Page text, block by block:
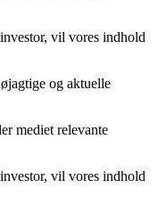
vil vores indhold
og aktuelle
mediet relevante
vil vores indhold